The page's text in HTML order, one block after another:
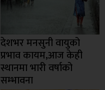
देशभर मनसुनी वायुको
प्रभाव कायम,आज केही
स्थानमा भारी वर्षाको
सम्भावना